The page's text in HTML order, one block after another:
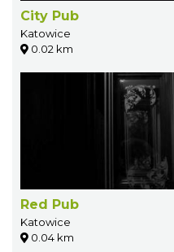
City Pub
Katowice
0.02 km
Red Pub
Katowice
0.04 km